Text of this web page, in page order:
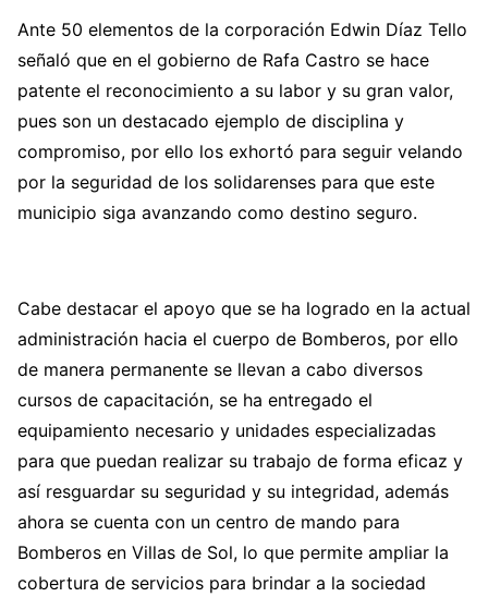
Ante 50 elementos de la corporación Edwin Díaz Tello
señaló que en el gobierno de Rafa Castro se hace
patente el reconocimiento a su labor y su gran valor,
pues son un destacado ejemplo de disciplina y
compromiso, por ello los exhortó para seguir velando
por la seguridad de los solidarenses para que este
municipio siga avanzando como destino seguro.
Cabe destacar el apoyo que se ha logrado en la actual
administración hacia el cuerpo de Bomberos, por ello
de manera permanente se llevan a cabo diversos
cursos de capacitación, se ha entregado el
equipamiento necesario y unidades especializadas
para que puedan realizar su trabajo de forma eficaz y
así resguardar su seguridad y su integridad, además
ahora se cuenta con un centro de mando para
Bomberos en Villas de Sol, lo que permite ampliar la
cobertura de servicios para brindar a la sociedad